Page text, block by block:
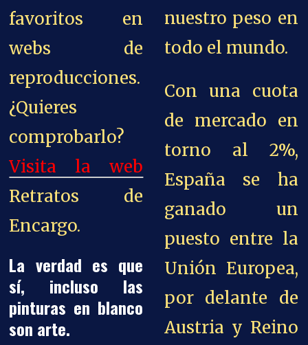
favoritos en
webs de
reproducciones.
¿Quieres
comprobarlo?
Visita la web
Retratos de
Encargo.
La verdad es que
sí, incluso las
pinturas en blanco
son arte.
nuestro peso en
todo el mundo.
Con una cuota
de mercado en
torno al 2%,
España se ha
ganado un
puesto entre la
Unión Europea,
por delante de
Austria y Reino